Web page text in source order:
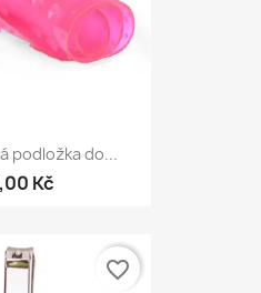
podložka do...
Kč
favorite_border